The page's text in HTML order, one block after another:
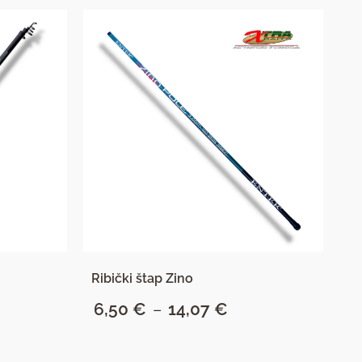
Ribički štap Zino
6,50 € – 14,07 €